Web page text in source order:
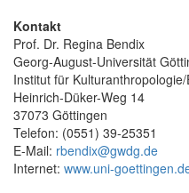
Kontakt
Prof. Dr. Regina Bendix
Georg-August-Universität
Institut für
Heinrich-Düker-Weg 14
37073 Göttingen
Telefon: (0551) 39-25351
E-Mail: rbendix@gwdg.de
Internet: www.uni-